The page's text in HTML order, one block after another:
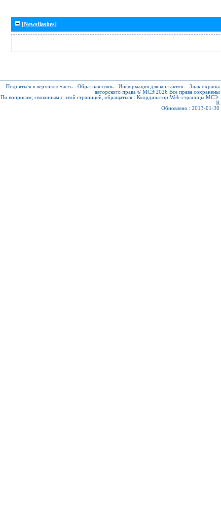
[Newsflashes]
Подняться в верхнюю часть - Обратная связь - Информация для контактов - Знак охраны
авторского права © МСЭ 2026 Все права сохранены
По вопросам, связанным с этой страницей, обращаться : Координатор Web-страницы МСЭ-
R
Обновлено : 2013-01-30